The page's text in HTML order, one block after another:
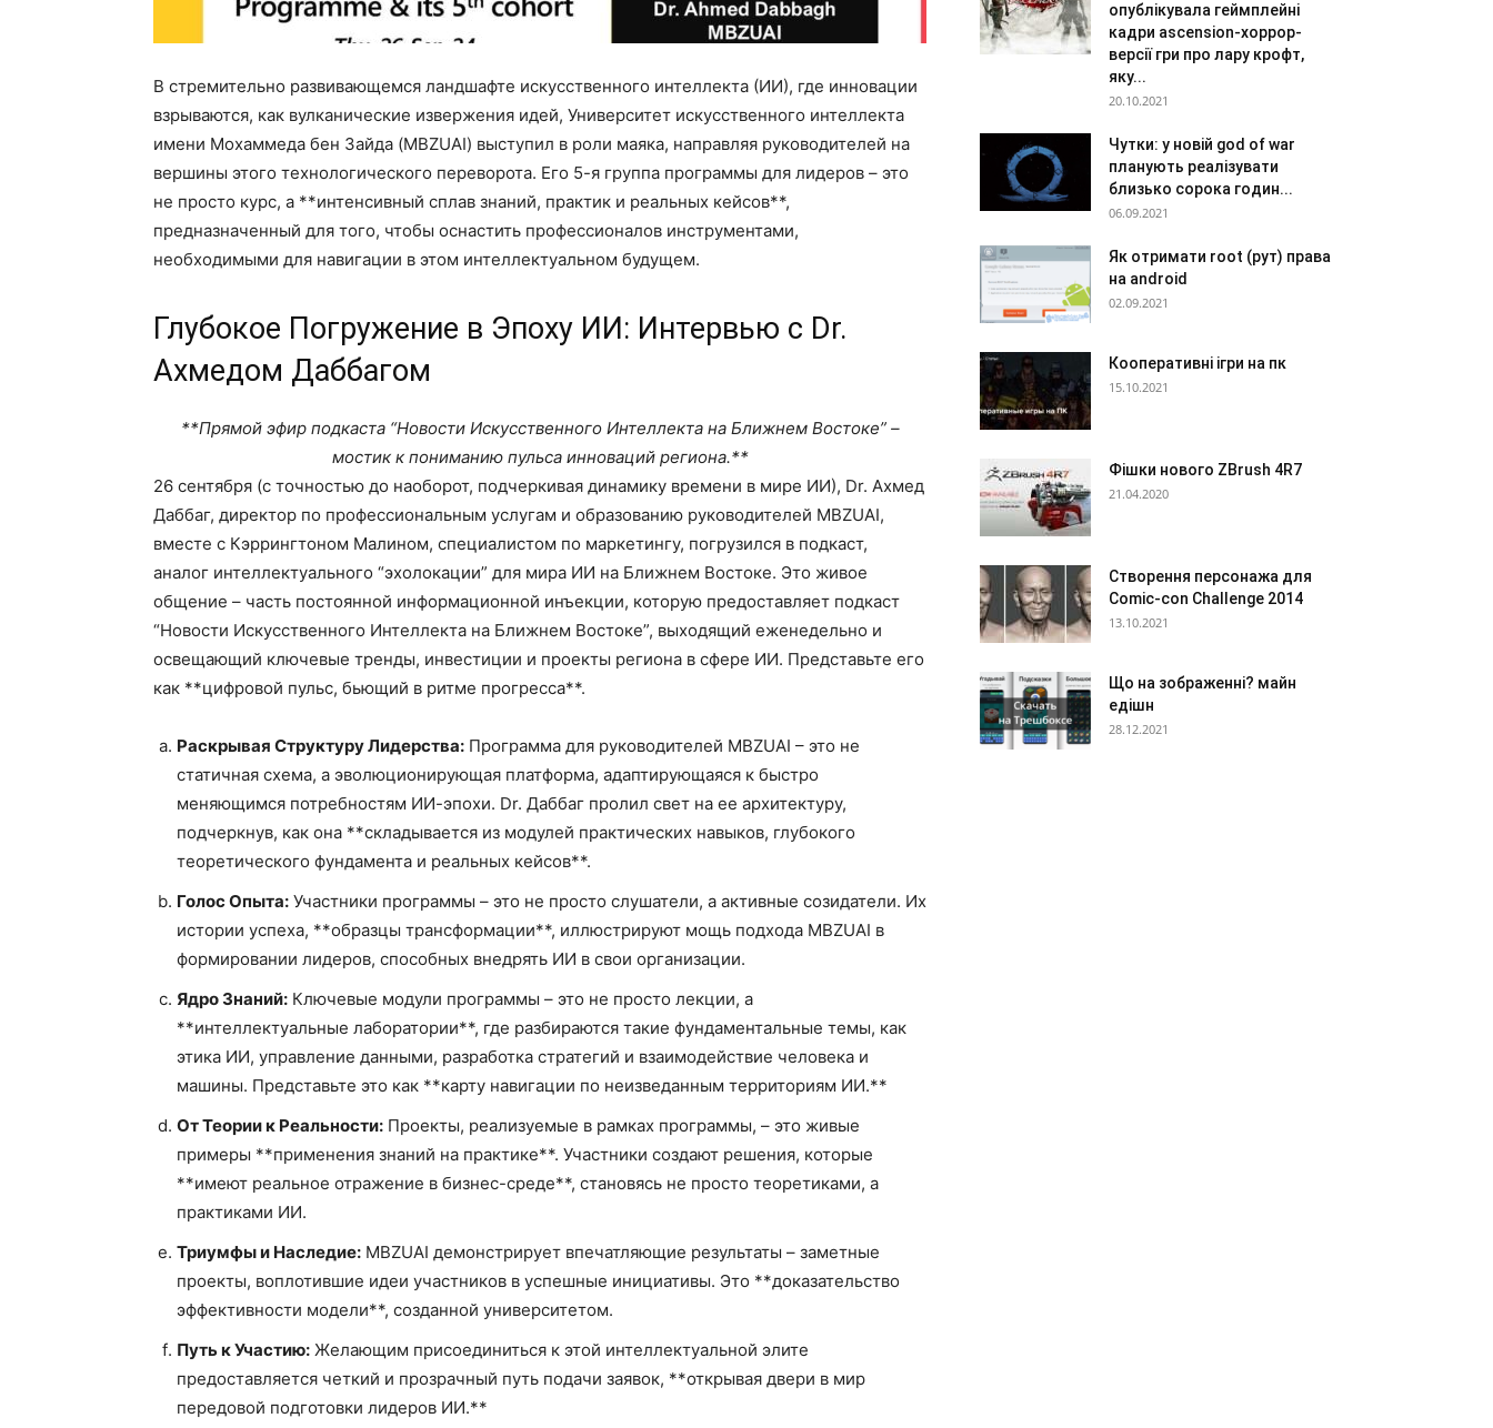
В стремительно развивающемся ландшафте искусственного интеллекта (ИИ), где инновации
взрываются, как вулканические извержения идей, Университет искусственного интеллекта
имени Мохаммеда бен Зайда (MBZUAI) выступил в роли маяка, направляя руководителей на
вершины этого технологического переворота. Его 5-я группа программы для лидеров – это
не просто курс, а **интенсивный сплав знаний, практик и реальных кейсов**,
предназначенный для того, чтобы оснастить профессионалов инструментами,
необходимыми для навигации в этом интеллектуальном будущем.
Глубокое Погружение в Эпоху ИИ: Интервью с Dr.
Ахмедом Даббагом
**Прямой эфир подкаста “Новости Искусственного Интеллекта на Ближнем Востоке” –
мостик к пониманию пульса инноваций региона.**
26 сентября (с точностью до наоборот, подчеркивая динамику времени в мире ИИ), Dr. Ахмед
Даббаг, директор по профессиональным услугам и образованию руководителей MBZUAI,
вместе с Кэррингтоном Малином, специалистом по маркетингу, погрузился в подкаст,
аналог интеллектуального “эхолокации” для мира ИИ на Ближнем Востоке. Это живое
общение – часть постоянной информационной инъекции, которую предоставляет подкаст
“Новости Искусственного Интеллекта на Ближнем Востоке”, выходящий еженедельно и
освещающий ключевые тренды, инвестиции и проекты региона в сфере ИИ. Представьте его
как **цифровой пульс, бьющий в ритме прогресса**.
Раскрывая Структуру Лидерства: Программа для руководителей MBZUAI – это не
статичная схема, а эволюционирующая платформа, адаптирующаяся к быстро
меняющимся потребностям ИИ-эпохи. Dr. Даббаг пролил свет на ее архитектуру,
подчеркнув, как она **складывается из модулей практических навыков, глубокого
теоретического фундамента и реальных кейсов**.
Голос Опыта: Участники программы – это не просто слушатели, а активные созидатели. Их
истории успеха, **образцы трансформации**, иллюстрируют мощь подхода MBZUAI в
формировании лидеров, способных внедрять ИИ в свои организации.
Ядро Знаний: Ключевые модули программы – это не просто лекции, а
**интеллектуальные лаборатории**, где разбираются такие фундаментальные темы, как
этика ИИ, управление данными, разработка стратегий и взаимодействие человека и
машины. Представьте это как **карту навигации по неизведанным территориям ИИ.**
От Теории к Реальности: Проекты, реализуемые в рамках программы, – это живые
примеры **применения знаний на практике**. Участники создают решения, которые
**имеют реальное отражение в бизнес-среде**, становясь не просто теоретиками, а
практиками ИИ.
Триумфы и Наследие: MBZUAI демонстрирует впечатляющие результаты – заметные
проекты, воплотившие идеи участников в успешные инициативы. Это **доказательство
эффективности модели**, созданной университетом.
Путь к Участию: Желающим присоединиться к этой интеллектуальной элите
предоставляется четкий и прозрачный путь подачи заявок, **открывая двери в мир
передовой подготовки лидеров ИИ.**
опублікувала геймплейні
кадри ascension-хоррор-
версії гри про лару крофт,
яку...
20.10.2021
Чутки: у новій god of war
планують реалізувати
близько сорока годин...
06.09.2021
Як отримати root (рут) права
на android
02.09.2021
Кооперативні ігри на пк
15.10.2021
Фішки нового ZBrush 4R7
21.04.2020
Створення персонажа для
Comic-con Challenge 2014
13.10.2021
Що на зображенні? майн
едішн
28.12.2021